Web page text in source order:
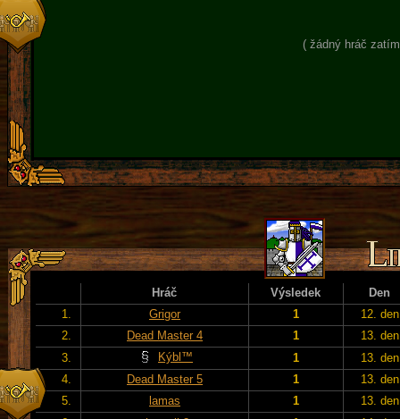
( žádný hráč
Hráč Výsledek
Den
1.
Grigor 1
12. den
2.
Dead Master 4 1
13. den
3.
Kýbl™ 1
13. den
4.
Dead Master 5 1
13. den
5.
lamas 1
13. den